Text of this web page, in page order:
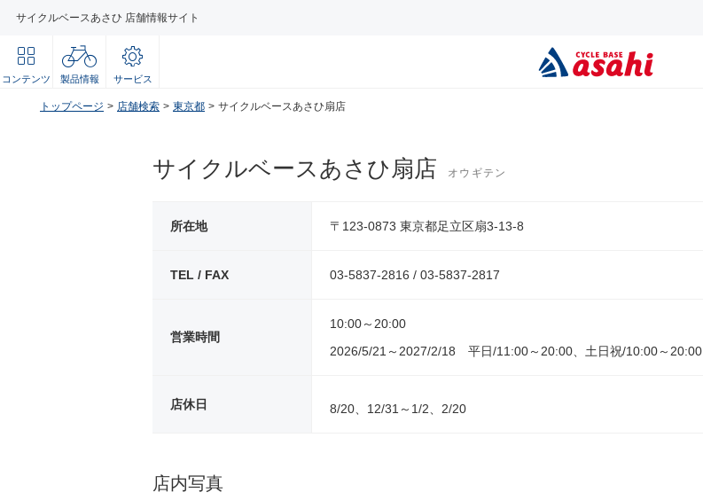
サイクルベースあさひ 店舗情報サイト
コンテンツ 製品情報 サービス
トップページ 店舗検索 東京都 サイクルベースあさひ扇店
サイクルベースあさひ扇店 オウギテン
所在地 〒123-0873 東京都足立区扇3-13-8
TEL / FAX 03-5837-2816 / 03-5837-2817
営業時間
10:00～20:00
2026/5/21～2027/2/18 平日/11:00～20:00、土日祝/10:00～20:00
店休日 8/20、12/31～1/2、2/20
店内写真